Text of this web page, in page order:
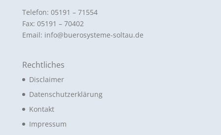
Telefon: 05191 – 71554
Fax: 05191 – 70402
Email: info@buerosysteme-soltau.de
Rechtliches
Disclaimer
Datenschutzerklärung
Kontakt
Impressum